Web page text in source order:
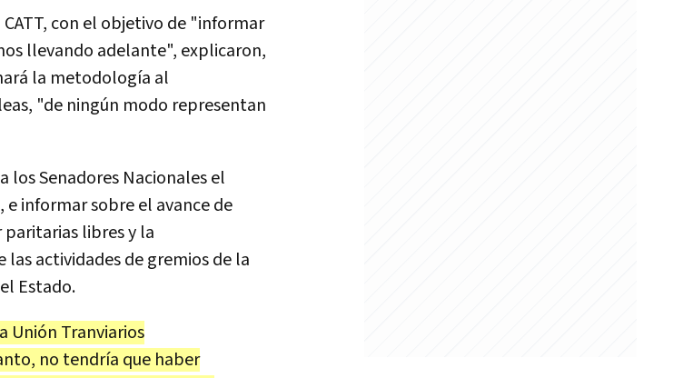
con el objetivo de "informar
llevando adelante", explicaron,
la metodología al
"de ningún modo representan
Senadores Nacionales el
e informar sobre el avance de
paritarias libres y la
actividades de gremios de la
Estado.
Unión Tranviarios
no tendría que haber